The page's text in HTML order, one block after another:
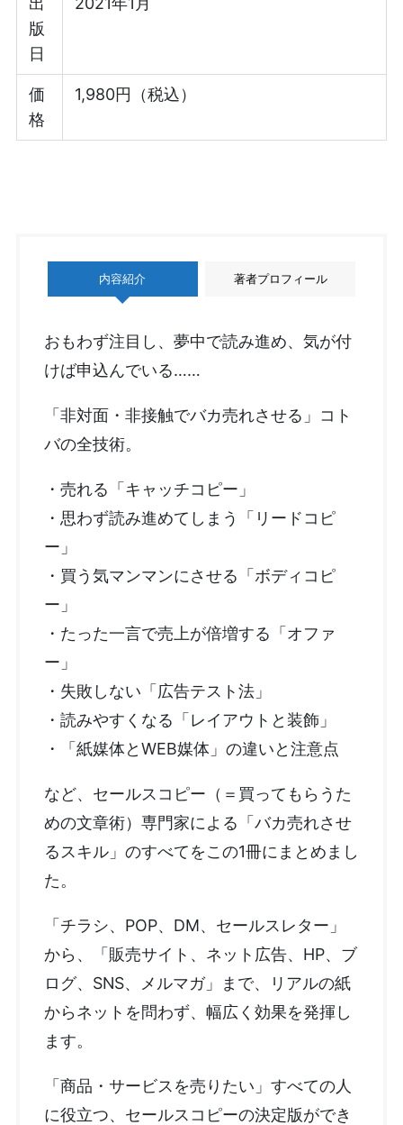
版
日
価
格
1,980円（税込）
内容紹介 著者プロフィール
おもわず注目し、夢中で読み進め、気が付
けば申込んでいる……
「非対面・非接触でバカ売れさせる」コト
バの全技術。
・売れる「キャッチコピー」
・思わず読み進めてしまう「リードコピ
ー」
・買う気マンマンにさせる「ボディコピ
ー」
・たった一言で売上が倍増する「オファ
ー」
・失敗しない「広告テスト法」
・読みやすくなる「レイアウトと装飾」
・「紙媒体とWEB媒体」の違いと注意点
など、セールスコピー（＝買ってもらうた
めの文章術）専門家による「バカ売れさせ
るスキル」のすべてをこの1冊にまとめまし
た。
「チラシ、POP、DM、セールスレター」
から、「販売サイト、ネット広告、HP、ブ
ログ、SNS、メルマガ」まで、リアルの紙
からネットを問わず、幅広く効果を発揮し
ます。
「商品・サービスを売りたい」すべての人
に役立つ、セールスコピーの決定版ができ